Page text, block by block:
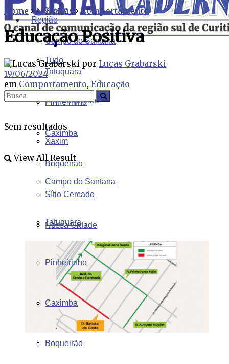
Xaxim
Campo do Santana
Tatuquara
Pinheirinho
Caximba
Boqueirão
Sítio Cercado
Nossa Cidade
Região
Tudo
Alto Boqueirão
Xaxim
Campo do Santana
Tatuquara
Pinheirinho
Caximba
Boqueirão
Sem resultados
View All Result
Home Editorias Comportamento
Educação Positiva
por Lucas Grabarski
19/06/2024
em Comportamento, Educação